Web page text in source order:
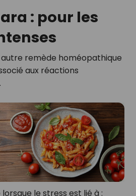
: pour les
remède homéopathique
aux réactions
le stress est lié à :